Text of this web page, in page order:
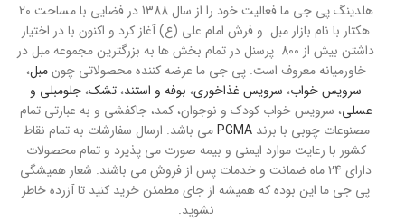
هلدینگ پی جی ما فعالیت خود را از سال 1388 در فضایی با مساحت 20
هکتار با نام بازار مبل و فرش امام علی (ع) آغاز کرد و اکنون با در اختیار
داشتن بیش از 800 پرسنل در تمام بخش ها به بزرگترین مجموعه مبل در
خاورمیانه معروف است. پی جی ما عرضه کننده محصولاتی چونمبل،
سرویس خواب، سرویس غذاخوری، بوفه و استند، تشک، جلومبلی و
عسلی، سرویس خواب کودک و نوجوان، کمد، جاکفشی و به عبارتی تمام
مصنوعات چوبی با برندPGMAمی باشد. ارسال سفارشات به تمام نقاط
کشور با رعایت موارد ایمنی و بیمه صورت می پذیرد و تمام محصولات
دارای 24 ماه ضمانت و خدمات پس از فروش می باشند. شعار همیشگی
پی جی ما این بوده که همیشه از جای مطمئن خرید کنید تا آزرده خاطر
نشوید.